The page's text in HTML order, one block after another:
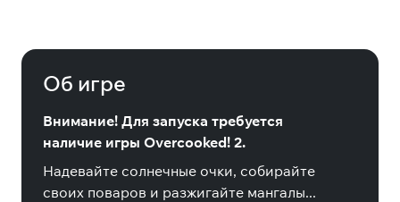
Об игре
Внимание! Для запуска требуется
наличие игры Overcooked! 2.
Надевайте солнечные очки, собирайте
своих поваров и разжигайте мангалы...